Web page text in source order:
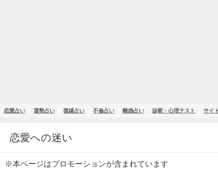
恋愛占い 運勢占い 復縁占い 不倫占い 離婚占い 診断・心理テスト サイ
恋愛への迷い
※本ページはプロモーションが含まれています